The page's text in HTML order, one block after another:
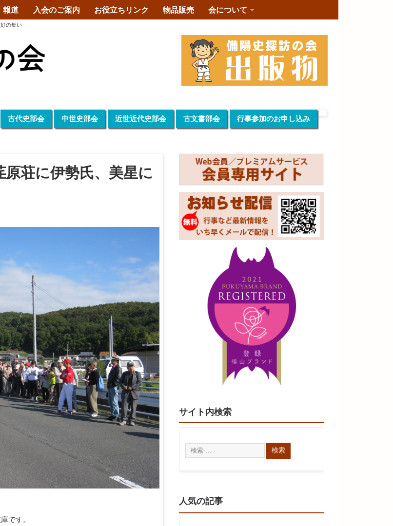
報道 入会のご案内 お役立ちリンク 物品販売 会について
の集い
古代史部会 中世史部会 近世近代史部会 古文書部会 行事参加のお申し込み
荘に伊勢氏、美星に
です。
サイト内検索
人気の記事